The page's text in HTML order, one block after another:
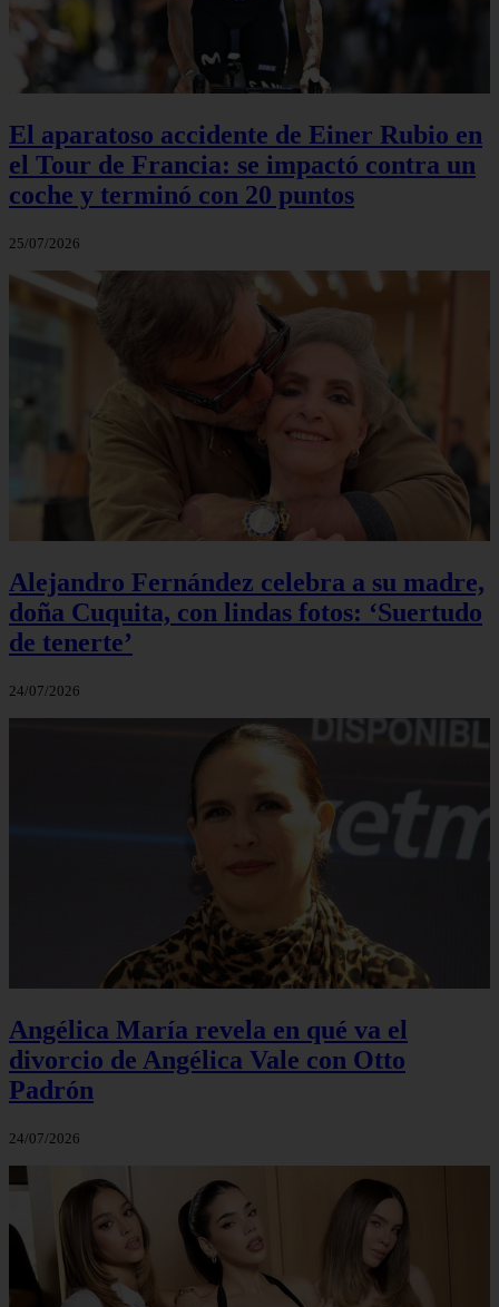
El aparatoso accidente de Einer Rubio en
el Tour de Francia: se impactó contra un
coche y terminó con 20 puntos
25/07/2026
Alejandro Fernández celebra a su madre,
doña Cuquita, con lindas fotos: ‘Suertudo
de tenerte’
24/07/2026
Angélica María revela en qué va el
divorcio de Angélica Vale con Otto
Padrón
24/07/2026